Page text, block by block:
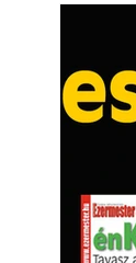
Utóérik
olyan